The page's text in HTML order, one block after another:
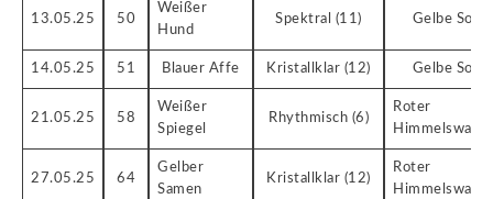
13.05.25 50
Weißer
Hund
Spektral (11) Gelbe
14.05.25 51 Blauer Affe Kristallklar (12) Gelbe
21.05.25 58
Weißer
Spiegel
Rhythmisch (6)
Roter
27.05.25 64
Gelber
Samen
Kristallklar (12)
Roter